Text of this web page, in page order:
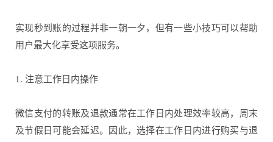
实现秒到账的过程并非一朝一夕，但有一些小技巧可以帮助
用户最大化享受这项服务。
1. 注意工作日内操作
微信支付的转账及退款通常在工作日内处理效率较高，周末
及节假日可能会延迟。因此，选择在工作日内进行购买与退